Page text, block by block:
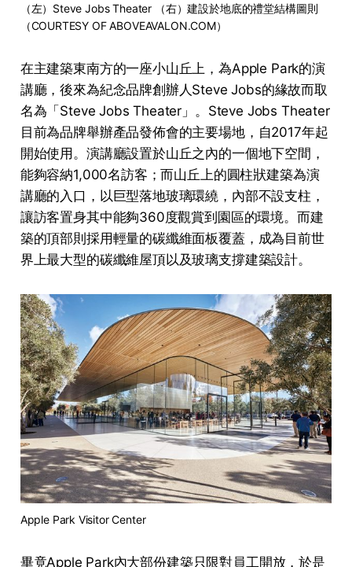
（左）Steve Jobs Theater （右）建設於地底的禮堂結構圖則
（COURTESY OF ABOVEAVALON.COM）
在主建築東南方的一座小山丘上，為Apple Park的演
講廳，後來為紀念品牌創辦人Steve Jobs的緣故而取
名為「Steve Jobs Theater」。Steve Jobs Theater
目前為品牌舉辦產品發佈會的主要場地，自2017年起
開始使用。演講廳設置於山丘之內的一個地下空間，
能夠容納1,000名訪客；而山丘上的圓柱狀建築為演
講廳的入口，以巨型落地玻璃環繞，內部不設支柱，
讓訪客置身其中能夠360度觀賞到園區的環境。而建
築的頂部則採用輕量的碳纖維面板覆蓋，成為目前世
界上最大型的碳纖維屋頂以及玻璃支撐建築設計。
Apple Park Visitor Center
畢竟Apple Park內大部份建築只限對員工開放，於是